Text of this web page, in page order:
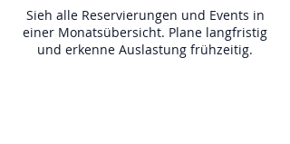
Sieh alle Reservierungen und Events in
einer Monatsübersicht. Plane langfristig
und erkenne Auslastung frühzeitig.